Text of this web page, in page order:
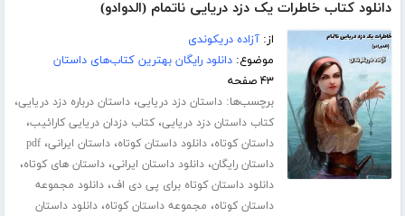
دانلود کتاب خاطرات یک دزد دریایی ناتمام (الدوادو)
از:آزاده دریکوندی
موضوع:دانلود رایگان بهترین کتاب‌های داستان
۴۳ صفحه
برچسب‌ها:داستان دزد دریایی،داستان درباره دزد دریایی،
کتاب داستان دزد دریایی،کتاب دزدان دریایی کارائیب،
داستان کوتاه،دانلود داستان کوتاه،داستان ایرانی،pdf
داستان رایگان،دانلود داستان ایرانی،داستان های کوتاه،
دانلود داستان کوتاه برای پی دی اف،دانلود مجموعه
داستان کوتاه، مجموعه داستان کوتاه،دانلود داستان